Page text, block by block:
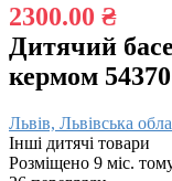
2300.00 ₴
Дитячий
кермом 54370
Львів, Львівська
Інші дитячі товари
Розміщено 9 міс.